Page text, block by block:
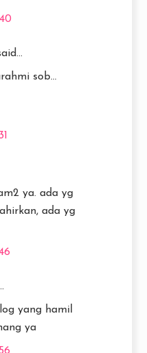
sob...
ya. ada yg
ada yg
yang hamil
ya